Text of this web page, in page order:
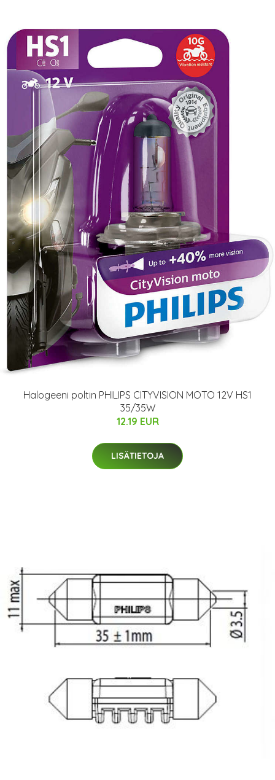
Halogeeni poltin PHILIPS CITYVISION MOTO 12V HS1
35/35W
12.19 EUR
LISÄTIETOJA